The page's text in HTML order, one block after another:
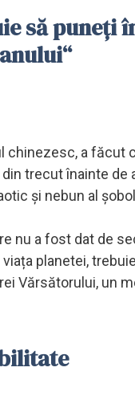
să puneți
chinezesc, a
trecut înainte de
și nebun al
nu a fost dat de
planetei,
Vărsătorului, un